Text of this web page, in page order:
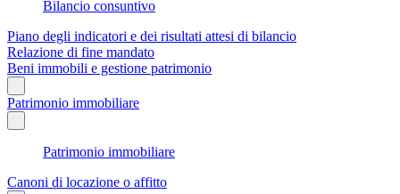
Bilancio consuntivo
Piano degli indicatori e dei risultati attesi di bilancio
Relazione di fine mandato
Beni immobili e gestione patrimonio
Patrimonio immobiliare
Patrimonio immobiliare
Canoni di locazione o affitto